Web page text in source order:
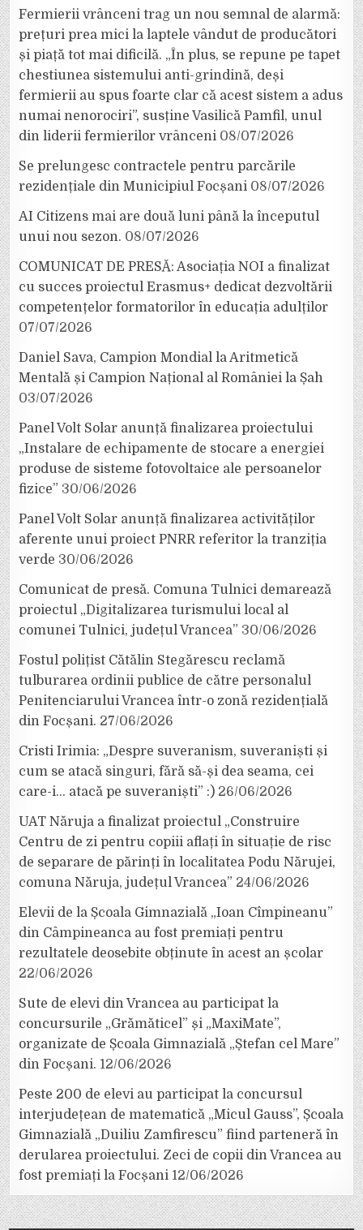
Fermierii vrânceni trag un nou semnal de alarmă:
prețuri prea mici la laptele vândut de producători
și piață tot mai dificilă. „În plus, se repune pe tapet
chestiunea sistemului anti-grindină, deși
fermierii au spus foarte clar că acest sistem a adus
numai nenorociri”, susține Vasilică Pamfil, unul
din liderii fermierilor vrânceni 08/07/2026
Se prelungesc contractele pentru parcările
rezidențiale din Municipiul Focșani 08/07/2026
AI Citizens mai are două luni până la începutul
unui nou sezon. 08/07/2026
COMUNICAT DE PRESĂ: Asociația NOI a finalizat
cu succes proiectul Erasmus+ dedicat dezvoltării
competențelor formatorilor în educația adulților
07/07/2026
Daniel Sava, Campion Mondial la Aritmetică
Mentală și Campion Național al României la Șah
03/07/2026
Panel Volt Solar anunță finalizarea proiectului
„Instalare de echipamente de stocare a energiei
produse de sisteme fotovoltaice ale persoanelor
fizice” 30/06/2026
Panel Volt Solar anunță finalizarea activităților
aferente unui proiect PNRR referitor la tranziția
verde 30/06/2026
Comunicat de presă. Comuna Tulnici demarează
proiectul „Digitalizarea turismului local al
comunei Tulnici, județul Vrancea” 30/06/2026
Fostul polițist Cătălin Stegărescu reclamă
tulburarea ordinii publice de către personalul
Penitenciarului Vrancea într-o zonă rezidențială
din Focșani. 27/06/2026
Cristi Irimia: „Despre suveranism, suveraniști și
cum se atacă singuri, fără să-și dea seama, cei
care-i… atacă pe suveraniști” :) 26/06/2026
UAT Năruja a finalizat proiectul „Construire
Centru de zi pentru copiii aflați în situație de risc
de separare de părinți în localitatea Podu Nărujei,
comuna Năruja, județul Vrancea” 24/06/2026
Elevii de la Școala Gimnazială „Ioan Cîmpineanu”
din Câmpineanca au fost premiați pentru
rezultatele deosebite obținute în acest an școlar
22/06/2026
Sute de elevi din Vrancea au participat la
concursurile „Grămăticel” și „MaxiMate”,
organizate de Școala Gimnazială „Ștefan cel Mare”
din Focșani. 12/06/2026
Peste 200 de elevi au participat la concursul
interjudețean de matematică „Micul Gauss”, Școala
Gimnazială „Duiliu Zamfirescu” fiind parteneră în
derularea proiectului. Zeci de copii din Vrancea au
fost premiați la Focșani 12/06/2026